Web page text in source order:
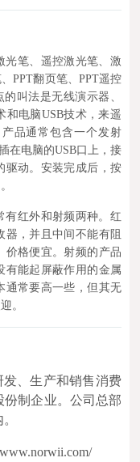
光笔、遥控激光笔、激
PPT翻页笔、PPT遥控
叫法是无线演示器、
和电脑USB技术，来遥
品通常包含一个发射
在电脑的USB口上，接
驱动。安装完成后，按
有红外和射频两种。红
器，并且中间不能有阻
价格便宜。射频的产品
有能起屏蔽作用的金属
通常要高一些，但其无
。
发、生产和销售消费
份制企业。公司总部